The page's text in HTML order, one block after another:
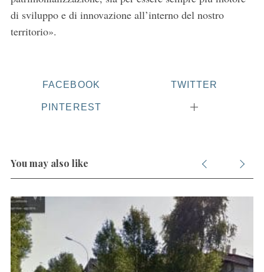
di sviluppo e di innovazione all’interno del nostro
territorio».
FACEBOOK TWITTER
PINTEREST
You may also like
S
h
f
o